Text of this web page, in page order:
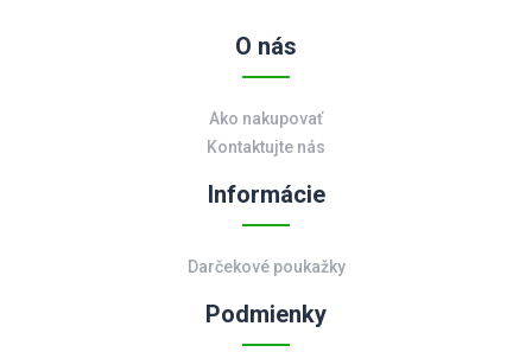
O nás
Ako nakupovať
Kontaktujte nás
Informácie
Darčekové poukažky
Podmienky